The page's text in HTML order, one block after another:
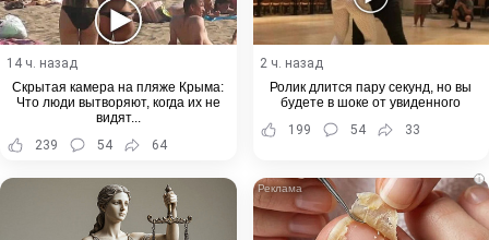
14 ч. назад
Скрытая камера на пляже Крыма:
Что люди вытворяют, когда их не
видят...
239
54 64
2 ч. назад
Ролик длится пару секунд, но вы
будете в шоке от увиденного
199
54 33
i